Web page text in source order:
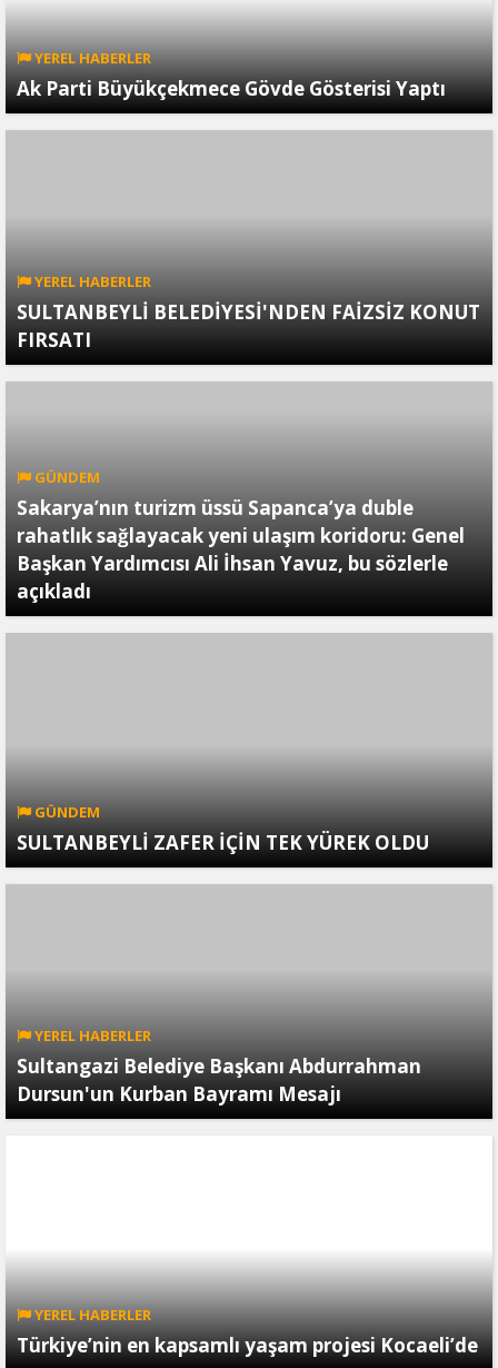
YEREL HABERLER
Ak Parti Büyükçekmece Gövde Gösterisi Yaptı
YEREL HABERLER
SULTANBEYLİ BELEDİYESİ'NDEN FAİZSİZ KONUT
FIRSATI
GÜNDEM
Sakarya’nın turizm üssü Sapanca’ya duble
rahatlık sağlayacak yeni ulaşım koridoru: Genel
Başkan Yardımcısı Ali İhsan Yavuz, bu sözlerle
açıkladı
GÜNDEM
SULTANBEYLİ ZAFER İÇİN TEK YÜREK OLDU
YEREL HABERLER
Sultangazi Belediye Başkanı Abdurrahman
Dursun'un Kurban Bayramı Mesajı
YEREL HABERLER
Türkiye’nin en kapsamlı yaşam projesi Kocaeli’de